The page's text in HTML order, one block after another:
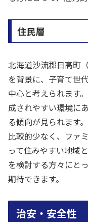
住民層
北海道沙流郡日高町
を背景に、子育て世
中心と考えられます
成されやすい環境に
る傾向が見られます
比較的少なく、ファ
って住みやすい地域
を検討する方々にと
期待できます。
治安・安全性